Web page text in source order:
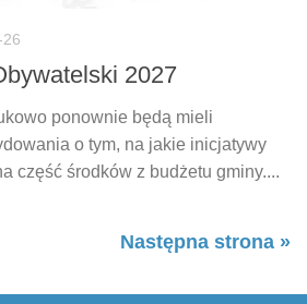
2027
ponownie będą mieli
o tym, na jakie inicjatywy
część środków z budżetu gminy....
Następna strona »